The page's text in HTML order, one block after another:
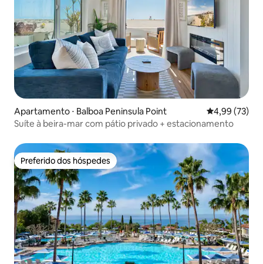
Apartamento ⋅ Balboa Peninsula Point 4,99 de uma
4,99 (73)
Suíte à beira-mar com pátio privado + estacionamento
Preferido dos hóspedes
Preferido dos hóspedes